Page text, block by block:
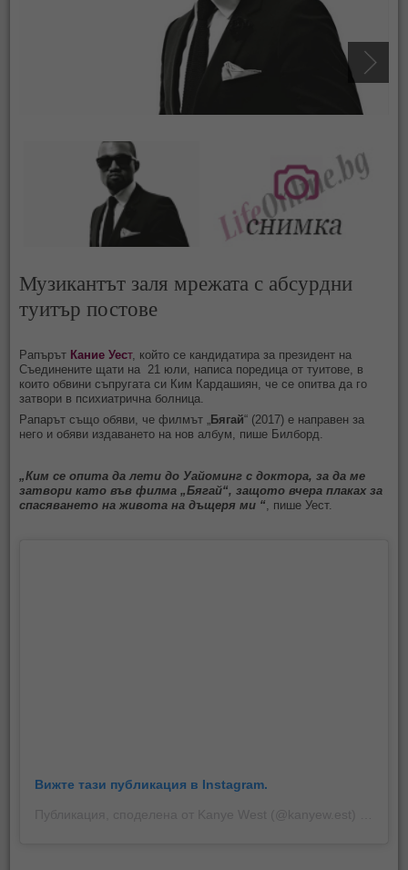
Музикантът заля мрежата с абсурдни
туитър постове
Рапърът Кание Уест, който се кандидатира за президент на
Съединените щати на 21 юли, написа поредица от туитове, в
които обвини съпругата си Ким Кардашиян, че се опитва да го
затвори в психиатрична болница.
Рапарът също обяви, че филмът „
Бягай“ (2017) е направен за
него и обяви издаването на нов албум, пише Билборд.
„Ким се опита да лети до Уайоминг с доктора, за да ме
затвори като във филма „Бягай“, защото вчера плаках за
спасяването на живота на дъщеря ми “ , пише Уест.
Вижте тази публикация в Instagram.